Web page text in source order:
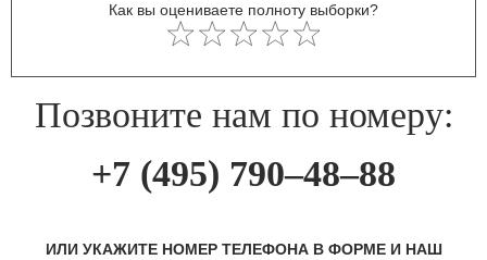
Как вы оцениваете полноту выборки?
Позвоните нам по номеру:
+7 (495) 790–48–88
ИЛИ УКАЖИТЕ НОМЕР ТЕЛЕФОНА В ФОРМЕ И НАШ